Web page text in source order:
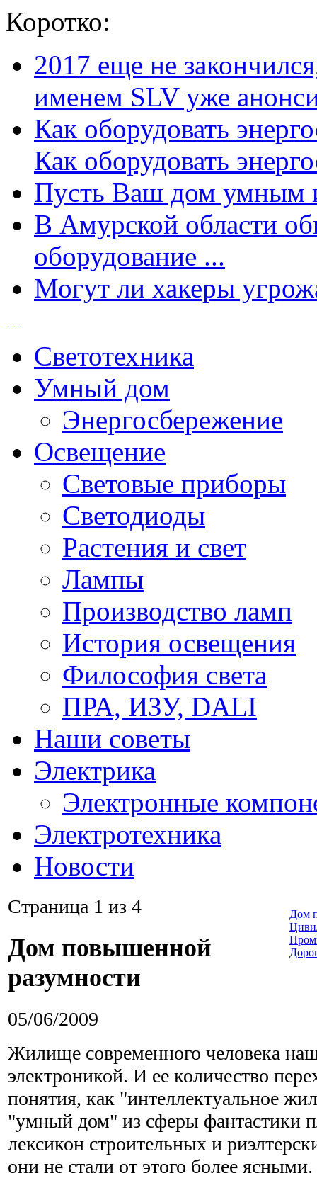
Коротко:
2017 еще не
именем SLV уже
Как оборудовать
Как оборудовать
Пусть Ваш дом умным
В Амурской области
оборудование ...
Могут ли хакеры
Светотехника
Умный дом
Энергосбережение
Освещение
Световые приборы
Светодиоды
Растения и свет
Лампы
Производство ламп
История освещения
Философия света
ПРА, ИЗУ, DALI
Наши советы
Электрика
Электронные
Электротехника
Новости
Дом
Страница 1 из 4
Дом повышенной
разумности
05/06/2009
Жилище современного человека
электроникой. И ее количество
понятия, как "интеллектуальное
"умный дом" из сферы фантастики
лексикон строительных и
они не стали от этого более ясными.